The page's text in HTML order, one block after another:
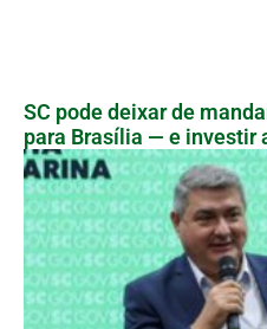
SC pode deixar de
para Brasília — e investir